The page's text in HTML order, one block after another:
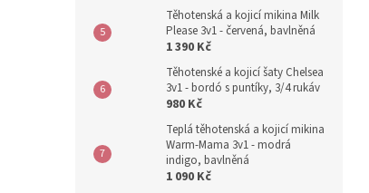
Těhotenská a kojicí mikina Milk
Please 3v1 - červená, bavlněná
1 390 Kč
Těhotenské a kojicí šaty Chelsea
3v1 - bordó s puntíky, 3/4 rukáv
980 Kč
Teplá těhotenská a kojicí mikina
Warm-Mama 3v1 - modrá
indigo, bavlněná
1 090 Kč